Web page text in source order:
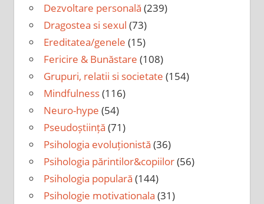
Dezvoltare personală (239)
Dragostea si sexul (73)
Ereditatea/genele (15)
Fericire & Bunăstare (108)
Grupuri, relatii si societate (154)
Mindfulness(116)
Neuro-hype (54)
Pseudoștiință (71)
Psihologia evoluționistă (36)
Psihologia părintilor&copiilor(56)
Psihologia populară (144)
Psihologie motivationala (31)